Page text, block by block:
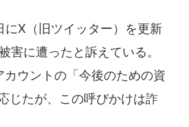
X（旧ツイッター）を更新
害に遭ったと訴えている。
ウントの「今後のための資
じたが、この呼びかけは詐